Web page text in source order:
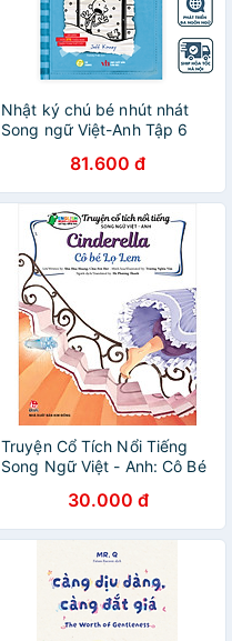
Nhật ký chú bé nhút nhát
Song ngữ Việt-Anh Tập 6
81.600 đ
Truyện Cổ Tích Nổi Tiếng
Song Ngữ Việt - Anh: Cô Bé
30.000 đ